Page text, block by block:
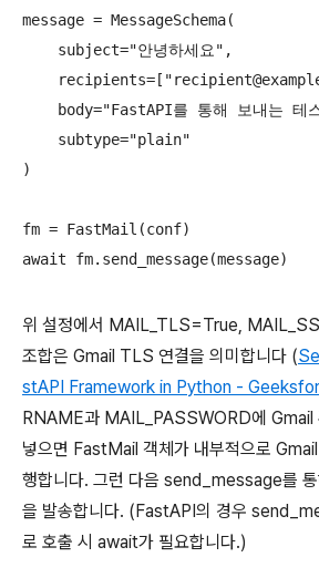
message = MessageSchema(
    subject="안녕하세요",
body="FastAPI를 통해 보내는 테
    subtype="plain"
)
fm = FastMail(conf)
위 설정에서 MAIL_TLS=True,
조합은 Gmail TLS 연결을 의미합니다 (
stAPI Framework in Python -
RNAME과 MAIL_PASSWORD에 Gmail
넣으면 FastMail 객체가 내부적으로
행합니다. 그런 다음 send_message를 통
을 발송합니다. (FastAPI의 경우
로 호출 시 await가 필요합니다.)